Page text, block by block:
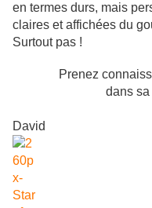
en termes durs, mais
claires et affichées du
Surtout pas !
Prenez
dans
David